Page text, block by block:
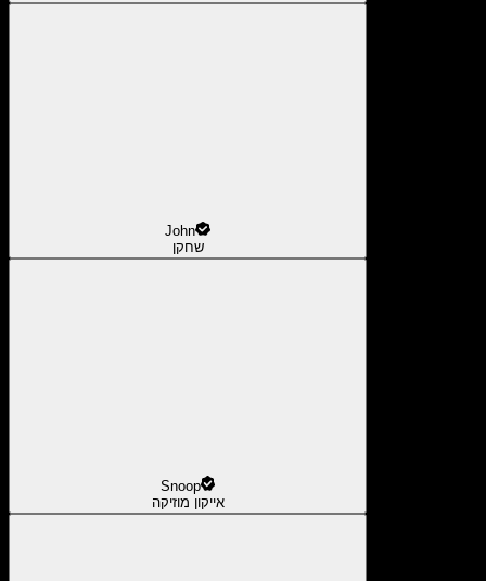
John
שחקן
Snoop
אייקון מוזיקה